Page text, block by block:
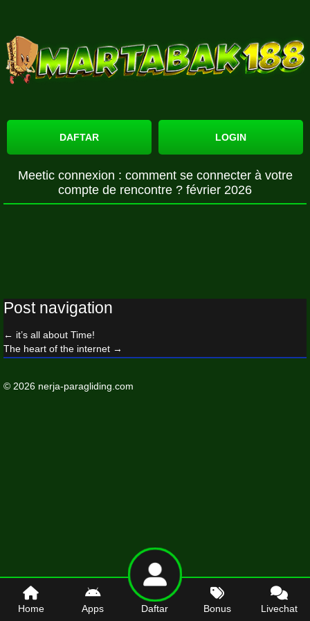
DAFTAR LOGIN
Meetic connexion : comment se connecter à votre
compte de rencontre ? février 2026
Home Apps Daftar Bonus Livechat
Post navigation
← it’s all about Time!
The heart of the internet →
© 2026 nerja-paragliding.com